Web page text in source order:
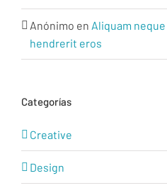
Anónimo en Aliquam
hendrerit eros
Categorías
Creative
Design